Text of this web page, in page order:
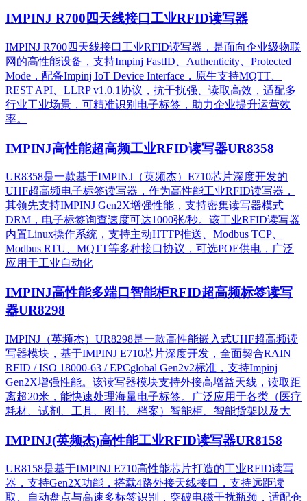
IMPINJ R700四天线接口工业RFID读写器
IMPINJ R700四天线接口工业RFID读写器，是面向企业级物联
网的高性能设备，支持Impinj FastID、Authenticity、Protected
Mode，配备Impinj IoT Device Interface，原生支持MQTT、
REST API、LLRP v1.0.1协议，抗干扰强、读取高效，适配多
行业工业场景，可精准识别电子标签，助力企业提升运营效
率。
IMPINJ高性能超高频工业RFID读写器UR8358
UR8358是一款基于IMPINJ（英频杰）E710芯片深度开发的
UHF超高频电子标签读写器，作为高性能工业RFID读写器，
其领先支持IMPINJ Gen2X增强性能，支持密集读写器模式
DRM，电子标签询查速度可达1000张/秒。该工业RFID读写器
内置Linux操作系统，支持主动HTTP推送、Modbus TCP、
Modbus RTU、MQTT等多种接口协议，可选POE供电，广泛
应用于工业自动化
IMPINJ高性能多端口智能柜RFID超高频标签读写
器UR8298
IMPINJ（英频杰）UR8298是一款高性能嵌入式UHF超高频读
写器模块，基于IMPINJ E710芯片深度开发，全面契合RAIN
RFID / ISO 18000-63 / EPCglobal Gen2v2标准，支持Impinj
Gen2X增强性能。该读写器模块支持外接高增益天线，读取距
离超20米，能快速处理海量电子标签。广泛应用于各类（医疗
耗材、试剂、工具、图书、档案）智能柜、智能货架以及大
IMPINJ(英频杰)高性能工业RFID读写器UR8158
UR8158是基于IMPINJ E710高性能芯片打造的工业RFID读写
器，支持Gen2X功能，搭载4路外接天线接口，支持远距读
取、自动盘点与高速多标签识别，突破电磁干扰瓶颈，适配仓